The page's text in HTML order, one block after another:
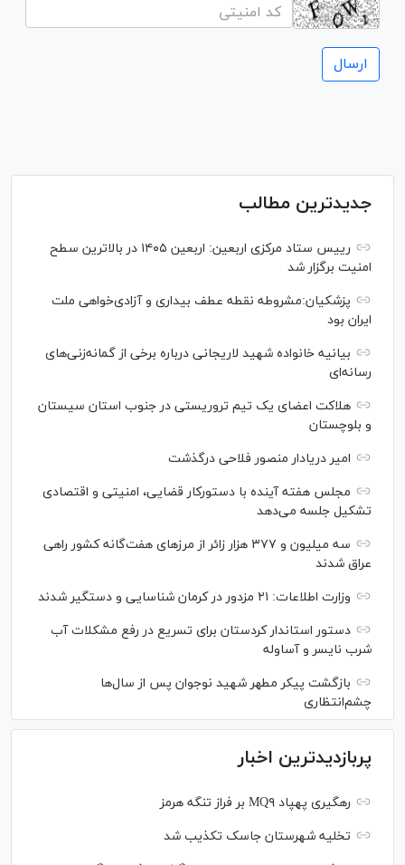
جدیدترین مطالب
رییس ستاد مرکزی اربعین: اربعین ۱۴۰۵ در بالاترین سطح
امنیت برگزار شد
پزشکیان:مشروطه نقطه عطف بیداری و آزادی‌خواهی ملت
ایران بود
بیانیه خانواده شهید لاریجانی درباره برخی از گمانه‌زنی‌های
رسانه‌ای
هلاکت اعضای یک تیم تروریستی در جنوب استان سیستان
و بلوچستان
امیر دریادار منصور فلاحی درگذشت
مجلس هفته آینده با دستورکار قضایی، امنیتی و اقتصادی
تشکیل جلسه می‌دهد
سه میلیون و ۳۷۷ هزار زائر از مرز‌های هفت‌گانه کشور راهی
عراق شدند
وزارت اطلاعات: ۲۱ مزدور در کرمان شناسایی و دستگیر شدند
دستور استاندار کردستان برای تسریع در رفع مشکلات آب
شرب نایسر و آساوله
بازگشت پیکر مطهر شهید نوجوان پس از سال‌ها
چشم‌انتظاری
پربازدیدترین اخبار
رهگیری پهپاد MQ۹ بر فراز تنگه هرمز
تخلیه شهرستان جاسک تکذیب شد